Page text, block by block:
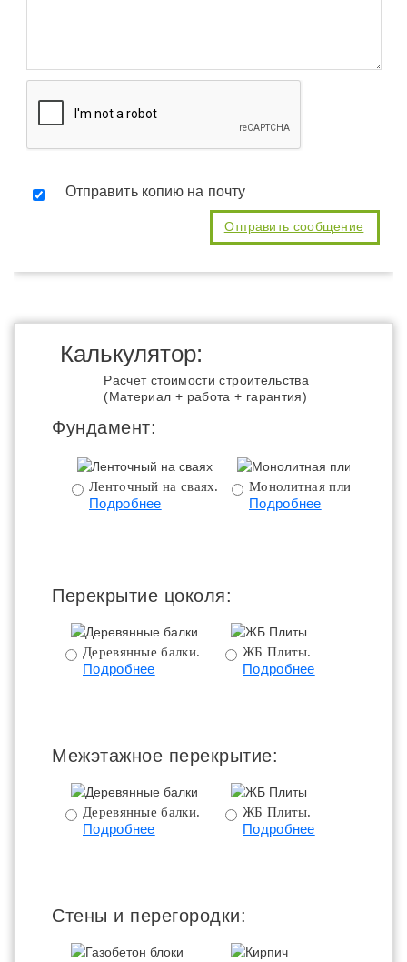
Отправить копию на почту
Калькулятор:
Расчет стоимости строительства
(Материал + работа + гарантия)
Фундамент:
Ленточный на сваях.
Подробнее
Монолитная плита.
Подробнее
Перекрытие цоколя:
Деревянные балки.
Подробнее
ЖБ Плиты.
Подробнее
Межэтажное перекрытие:
Деревянные балки.
Подробнее
ЖБ Плиты.
Подробнее
Стены и перегородки: